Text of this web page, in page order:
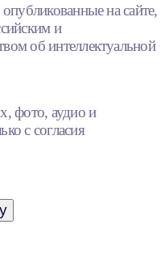
на сайте,
и
об интеллектуальной
фото, аудио и
с согласия